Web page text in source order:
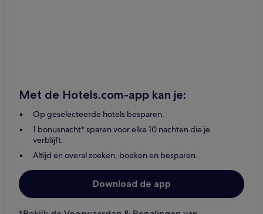
Met de Hotels.com-app kan je:
Op geselecteerde hotels besparen.
1 bonusnacht* sparen voor elke 10 nachten die je
verblijft.
Altijd en overal zoeken, boeken en besparen.
Download de app